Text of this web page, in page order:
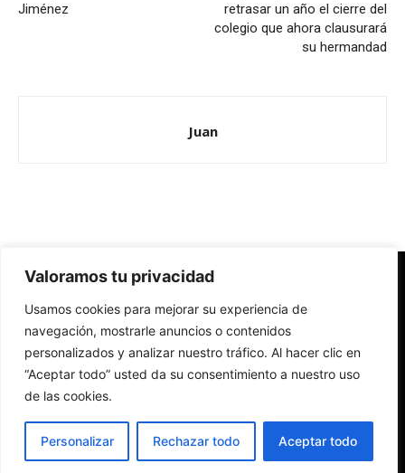
Valoramos tu privacidad
Usamos cookies para mejorar su experiencia de
navegación, mostrarle anuncios o contenidos
personalizados y analizar nuestro tráfico. Al hacer clic en
“Aceptar todo” usted da su consentimiento a nuestro uso
de las cookies.
Personalizar Rechazar todo Aceptar todo
Jiménez
retrasar un año el cierre del
colegio que ahora clausurará
su hermandad
Juan
Redes Cristianas
Una mirada alternativa sobre la Iglesia católica y la sociedad
- Colectivos de Redes Cristianas